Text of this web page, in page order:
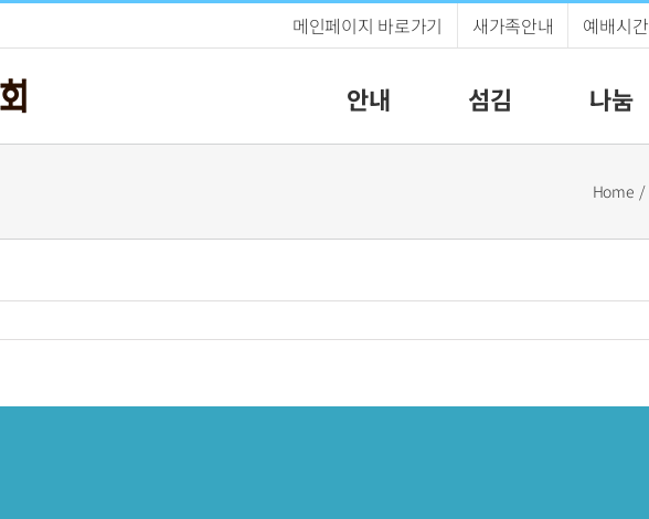
메인페이지 바로가기 새가족안내 예배시간
안내 섬김 나눔
Home